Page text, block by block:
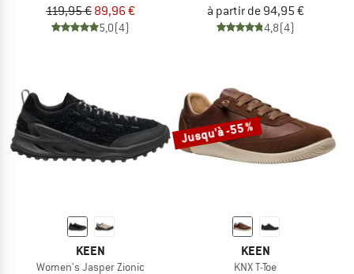
119,95 € 89,96 €
5,0(4)
à partir de 94,95 €
4,8(4)
KEEN
Women's Jasper Zionic
Jusqu'à -55 %
KEEN
KNX T-Toe